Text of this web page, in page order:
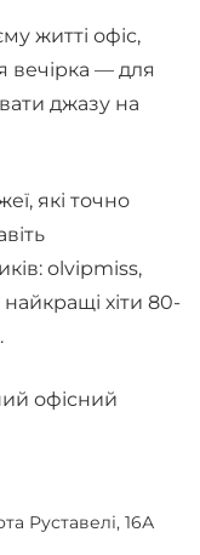
житті офіс,
вечірка — для
джазу на
які точно
olvipmiss,
хіти 80-
офісний
Руставелі, 16А